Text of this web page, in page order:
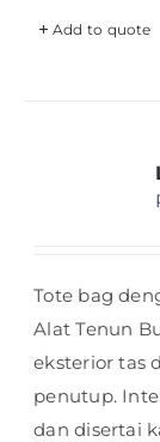
Add to quote
Tote bag
Alat Tenun
eksterior tas
penutup.
dan disertai